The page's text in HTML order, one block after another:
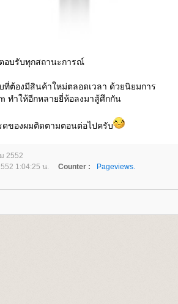
อบรับทุกสถานะการณ์
ต้องมีสินค้าใหม่ตลอดเวลา ด้วยนิยมการ
ทำให้อีกหลายยี่ห้อลงมาสู้ศึกกัน
ของผมติดตามตอนต่อไปครับ
2552
1:04:25 น. Counter :
Pageviews.